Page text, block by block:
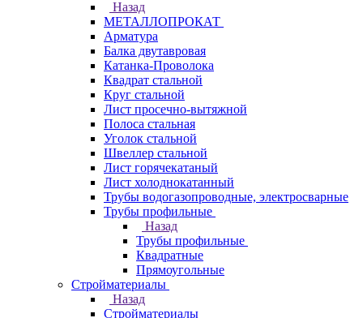
Назад
МЕТАЛЛОПРОКАТ
Арматура
Балка двутавровая
Катанка-Проволока
Квадрат стальной
Круг стальной
Лист просечно-вытяжной
Полоса стальная
Уголок стальной
Швеллер стальной
Лист горячекатаный
Лист холоднокатанный
Трубы водогазопроводные, электросварные
Трубы профильные
Назад
Трубы профильные
Квадратные
Прямоугольные
Стройматериалы
Назад
Стройматериалы